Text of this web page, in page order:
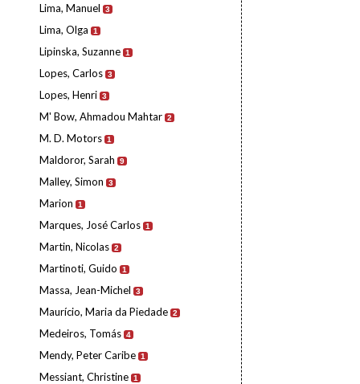
Lima, Manuel 3
Lima, Olga 1
Lipinska, Suzanne 1
Lopes, Carlos 3
Lopes, Henri 3
M' Bow, Ahmadou Mahtar 2
M. D. Motors 1
Maldoror, Sarah 9
Malley, Simon 3
Marion 1
Marques, José Carlos 1
Martin, Nicolas 2
Martinoti, Guido 1
Massa, Jean-Michel 3
Maurício, Maria da Piedade 2
Medeiros, Tomás 4
Mendy, Peter Caribe 1
Messiant, Christine 1